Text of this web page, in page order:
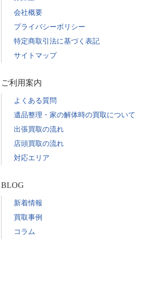
会社概要
プライバシーポリシー
特定商取引法に基づく表記
サイトマップ
ご利用案内
よくある質問
遺品整理・家の解体時の買取について
出張買取の流れ
店頭買取の流れ
対応エリア
BLOG
新着情報
買取事例
コラム